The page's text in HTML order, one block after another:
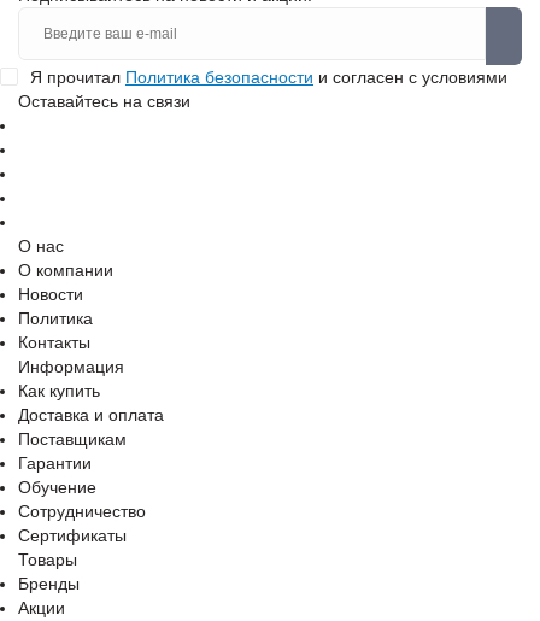
Я прочитал Политика безопасности и согласен с условиями
Оставайтесь на связи
О нас
О компании
Новости
Политика
Контакты
Информация
Как купить
Доставка и оплата
Поставщикам
Гарантии
Обучение
Сотрудничество
Сертификаты
Товары
Бренды
Акции